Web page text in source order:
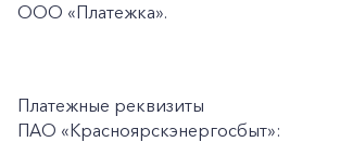
ООО «Платежка».
Платежные реквизиты
ПАО «Красноярскэнергосбыт»: